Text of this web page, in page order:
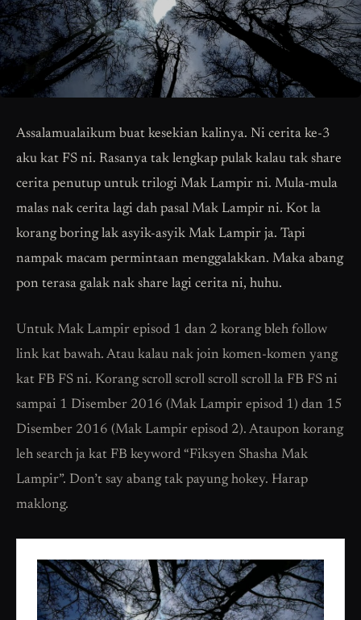
Assalamualaikum buat kesekian kalinya. Ni cerita ke-3
aku kat FS ni. Rasanya tak lengkap pulak kalau tak share
cerita penutup untuk trilogi Mak Lampir ni. Mula-mula
malas nak cerita lagi dah pasal Mak Lampir ni. Kot la
korang boring lak asyik-asyik Mak Lampir ja. Tapi
nampak macam permintaan menggalakkan. Maka abang
pon terasa galak nak share lagi cerita ni, huhu.
Untuk Mak Lampir episod 1 dan 2 korang bleh follow
link kat bawah. Atau kalau nak join komen-komen yang
kat FB FS ni. Korang scroll scroll scroll scroll la FB FS ni
sampai 1 Disember 2016 (Mak Lampir episod 1) dan 15
Disember 2016 (Mak Lampir episod 2). Ataupon korang
leh search ja kat FB keyword “Fiksyen Shasha Mak
Lampir”. Don’t say abang tak payung hokey. Harap
maklong.